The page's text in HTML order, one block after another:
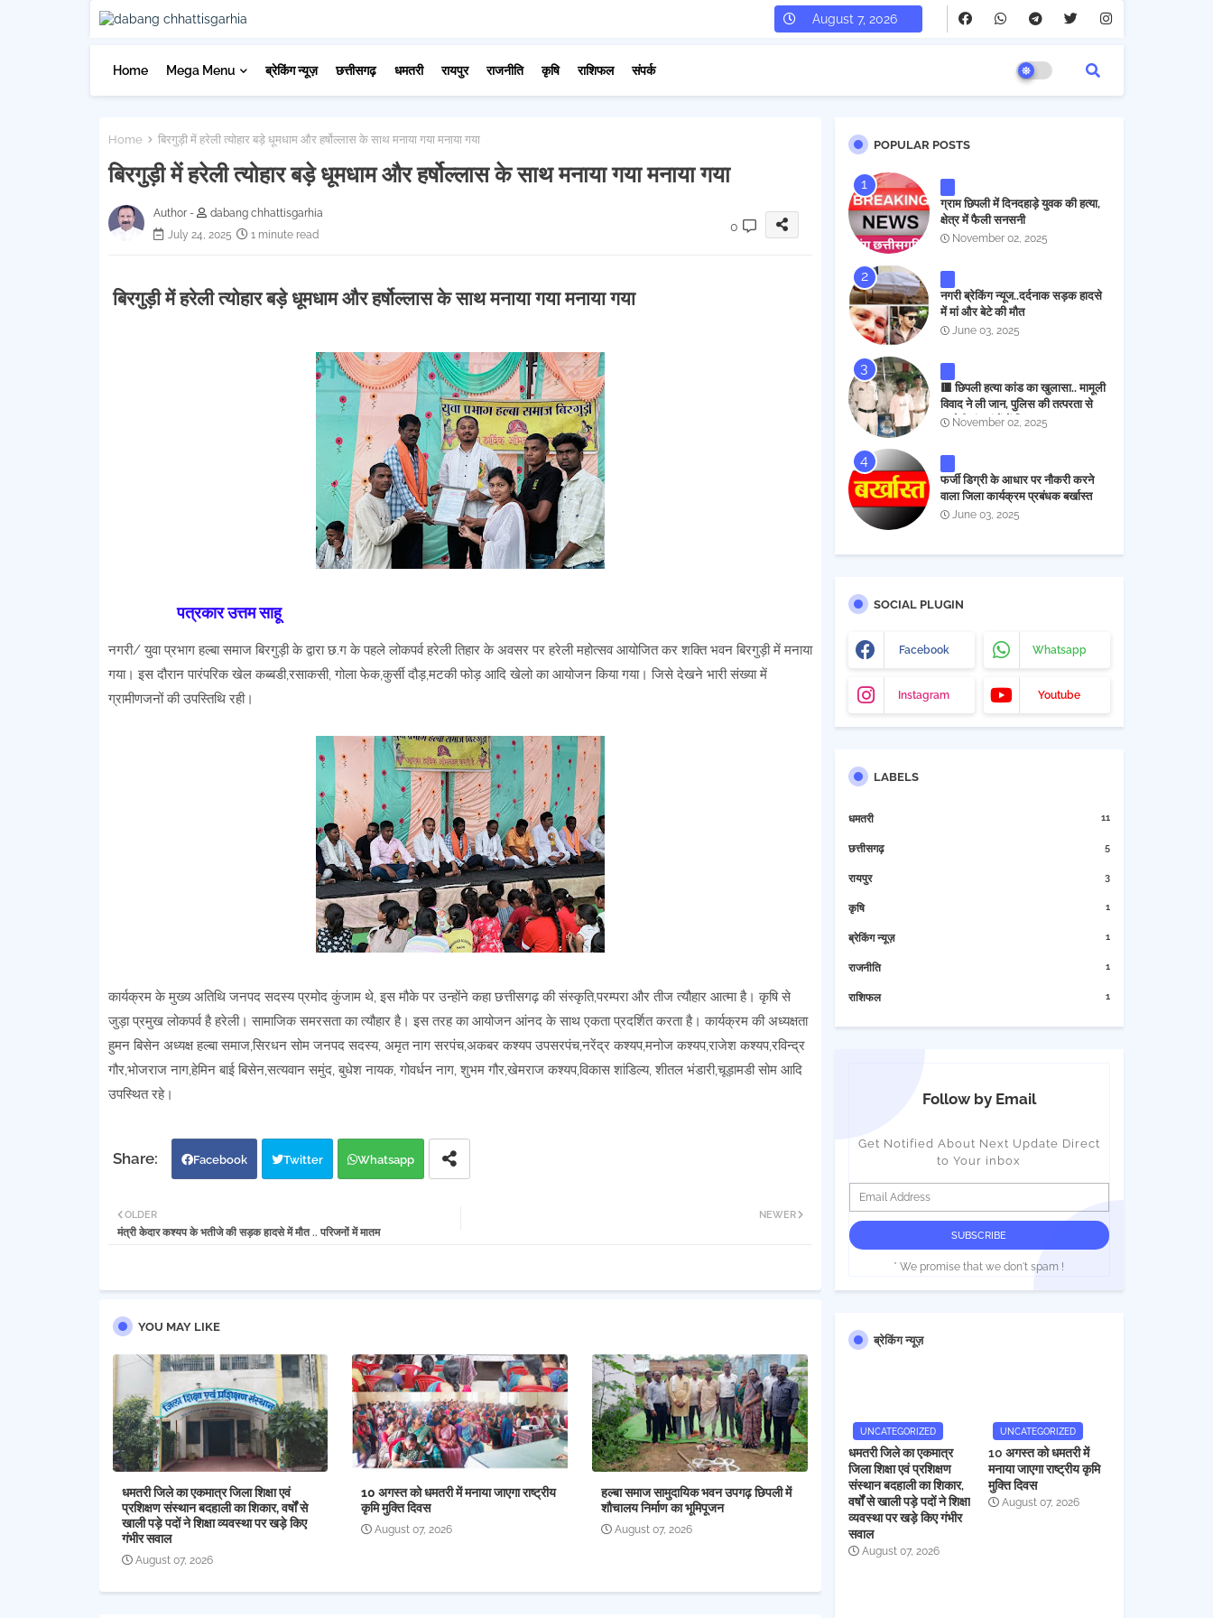
August 7, 2026
Home Mega Menu ब्रेकिंग न्यूज़ छत्तीसगढ़ धमतरी रायपुर राजनीति कृषि राशिफल संपर्क
Home बिरगुड़ी में हरेली त्योहार बड़े धूमधाम और हर्षोल्लास के साथ मनाया गया मनाया गया
बिरगुड़ी में हरेली त्योहार बड़े धूमधाम और हर्षोल्लास के साथ मनाया गया मनाया गया
Author -
dabang chhattisgarhia
July 24, 2025
1 minute read
0
बिरगुड़ी में हरेली त्योहार बड़े धूमधाम और हर्षोल्लास के साथ मनाया गया मनाया गया
पत्रकार उत्तम साहू
नगरी/ युवा प्रभाग हल्बा समाज बिरगुड़ी के द्वारा छ.ग के पहले लोकपर्व हरेली तिहार के अवसर पर हरेली महोत्सव आयोजित कर शक्ति भवन बिरगुड़ी में मनाया
गया। इस दौरान पारंपरिक खेल कब्बडी,रसाकसी, गोला फेक,कुर्सी दौड़,मटकी फोड़ आदि खेलो का आयोजन किया गया। जिसे देखने भारी संख्या में
ग्रामीणजनों की उपस्तिथि रही।
कार्यक्रम के मुख्य अतिथि जनपद सदस्य प्रमोद कुंजाम थे, इस मौके पर उन्होंने कहा छत्तीसगढ़ की संस्कृति,परम्परा और तीज त्यौहार आत्मा है। कृषि से
जुड़ा प्रमुख लोकपर्व है हरेली। सामाजिक समरसता का त्यौहार है। इस तरह का आयोजन आंनद के साथ एकता प्रदर्शित करता है। कार्यक्रम की अध्यक्षता
हुमन बिसेन अध्यक्ष हल्बा समाज,सिरधन सोम जनपद सदस्य, अमृत नाग सरपंच,अकबर कश्यप उपसरपंच,नरेंद्र कश्यप,मनोज कश्यप,राजेश कश्यप,रविन्द्र
गौर,भोजराज नाग,हेमिन बाई बिसेन,सत्यवान समुंद, बुधेश नायक, गोवर्धन नाग, शुभम गौर,खेमराज कश्यप,विकास शांडिल्य, शीतल भंडारी,चूड़ामडी सोम आदि
उपस्थित रहे।
Facebook Twitter Whatsapp
NEWER
OLDER
मंत्री केदार कश्यप के भतीजे की सड़क हादसे में मौत .. परिजनों में मातम
YOU MAY LIKE
धमतरी जिले का एकमात्र जिला शिक्षा एवं
प्रशिक्षण संस्थान बदहाली का शिकार, वर्षों से
खाली पड़े पदों ने शिक्षा व्यवस्था पर खड़े किए
गंभीर सवाल
August 07, 2026
10 अगस्त को धमतरी में मनाया जाएगा राष्ट्रीय
कृमि मुक्ति दिवस
August 07, 2026
हल्बा समाज सामुदायिक भवन उपगढ़ छिपली में
शौचालय निर्माण का भूमिपूजन
August 07, 2026
POPULAR POSTS
ग्राम छिपली में दिनदहाड़े युवक की हत्या,
क्षेत्र में फैली सनसनी
November 02, 2025
नगरी ब्रेकिंग न्यूज..दर्दनाक सड़क हादसे
में मां और बेटे की मौत
June 03, 2025
🟥 छिपली हत्या कांड का खुलासा.. मामूली
विवाद ने ली जान, पुलिस की तत्परता से
आरोपी चंद घंटों में गिरफ्तार
November 02, 2025
फर्जी डिग्री के आधार पर नौकरी करने
वाला जिला कार्यक्रम प्रबंधक बर्खास्त
June 03, 2025
SOCIAL PLUGIN
Facebook Whatsapp
Instagram Youtube
LABELS
धमतरी 11
छत्तीसगढ़ 5
रायपुर 3
कृषि 1
ब्रेकिंग न्यूज़ 1
राजनीति 1
राशिफल 1
Follow by Email
Get Notified About Next Update Direct
to Your inbox
* We promise that we don't spam !
ब्रेकिंग न्यूज़
UNCATEGORIZED
धमतरी जिले का एकमात्र
जिला शिक्षा एवं प्रशिक्षण
संस्थान बदहाली का शिकार,
वर्षों से खाली पड़े पदों ने शिक्षा
व्यवस्था पर खड़े किए गंभीर
सवाल
August 07, 2026
UNCATEGORIZED
10 अगस्त को धमतरी में
मनाया जाएगा राष्ट्रीय कृमि
मुक्ति दिवस
August 07, 2026